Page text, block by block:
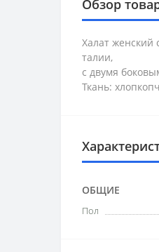
Обзор
Халат женский
талии,
с двумя
Ткань:
ОБЩИЕ
Пол